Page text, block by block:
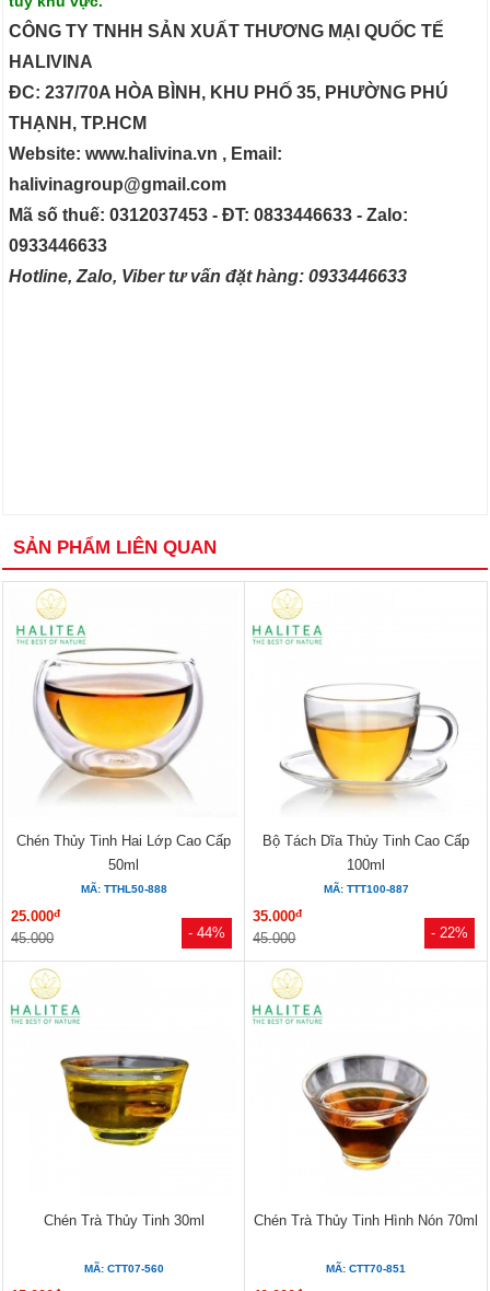
CÔNG TY TNHH SẢN XUẤT THƯƠNG MẠI QUỐC TẾ
HALIVINA
ĐC: 237/70A HÒA BÌNH, KHU PHỐ 35, PHƯỜNG PHÚ
THẠNH, TP.HCM
Website: www.halivina.vn , Email:
halivinagroup@gmail.com
Mã số thuế: 0312037453 - ĐT: 0833446633 - Zalo:
0933446633
Hotline, Zalo, Viber tư vấn đặt hàng: 0933446633
SẢN PHẨM LIÊN QUAN
- 44%
Chén Thủy Tinh Hai Lớp Cao Cấp
50ml
MÃ: TTHL50-888
25.000đ
45.000 - 22%
Bộ Tách Dĩa Thủy Tinh Cao Cấp
100ml
MÃ: TTT100-887
35.000đ
45.000
Chén Trà Thủy Tinh 30ml
MÃ: CTT07-560
Chén Trà Thủy Tinh Hình Nón 70ml
MÃ: CTT70-851